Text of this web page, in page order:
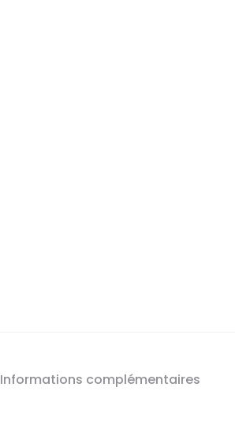
Informations complémentaires